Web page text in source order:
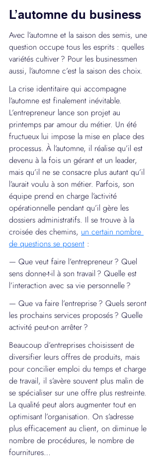
L’automne du business
Avec l’automne et la saison des semis, une
question occupe tous les esprits : quelles
variétés cultiver ? Pour les businessmen
aussi, l’automne c’est la saison des choix.
La crise identitaire qui accompagne
l’automne est finalement inévitable.
L’entrepreneur lance son projet au
printemps par amour du métier. Un été
fructueux lui impose la mise en place des
processus. À l’automne, il réalise qu’il est
devenu à la fois un gérant et un leader,
mais qu’il ne se consacre plus autant qu’il
l’aurait voulu à son métier. Parfois, son
équipe prend en charge l’activité
opérationnelle pendant qu’il gère les
dossiers administratifs. Il se trouve à la
croisée des chemins, un certain nombre
de questions se posent :
— Que veut faire l’entrepreneur ? Quel
sens donne-t-il à son travail ? Quelle est
l’interaction avec sa vie personnelle ?
— Que va faire l’entreprise ? Quels seront
les prochains services proposés ? Quelle
activité peut-on arrêter ?
Beaucoup d’entreprises choisissent de
diversifier leurs offres de produits, mais
pour concilier emploi du temps et charge
de travail, il s’avère souvent plus malin de
se spécialiser sur une offre plus restreinte.
La qualité peut alors augmenter tout en
optimisant l’organisation. On s’adresse
plus efficacement au client, on diminue le
nombre de procédures, le nombre de
fournitures…